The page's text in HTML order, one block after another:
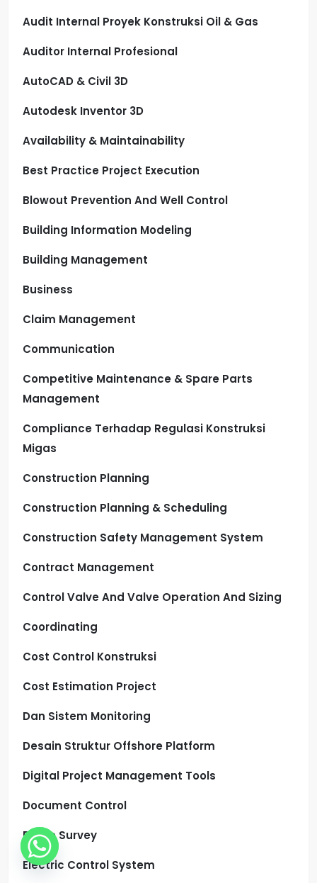
Audit Internal Proyek Konstruksi Oil & Gas
Auditor Internal Profesional
AutoCAD & Civil 3D
Autodesk Inventor 3D
Availability & Maintainability
Best Practice Project Execution
Blowout Prevention And Well Control
Building Information Modeling
Building Management
Business
Claim Management
Communication
Competitive Maintenance & Spare Parts
Management
Compliance Terhadap Regulasi Konstruksi
Migas
Construction Planning
Construction Planning & Scheduling
Construction Safety Management System
Contract Management
Control Valve And Valve Operation And Sizing
Coordinating
Cost Control Konstruksi
Cost Estimation Project
Dan Sistem Monitoring
Desain Struktur Offshore Platform
Digital Project Management Tools
Document Control
Drone Survey
Electric Control System